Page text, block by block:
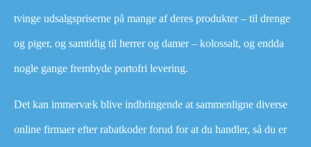
tvinge udsalgspriserne på mange af deres produkter – til drenge
og piger, og samtidig til herrer og damer – kolossalt, og endda
nogle gange frembyde portofri levering.
Det kan immervæk blive indbringende at sammenligne diverse
online firmaer efter rabatkoder forud for at du handler, så du er